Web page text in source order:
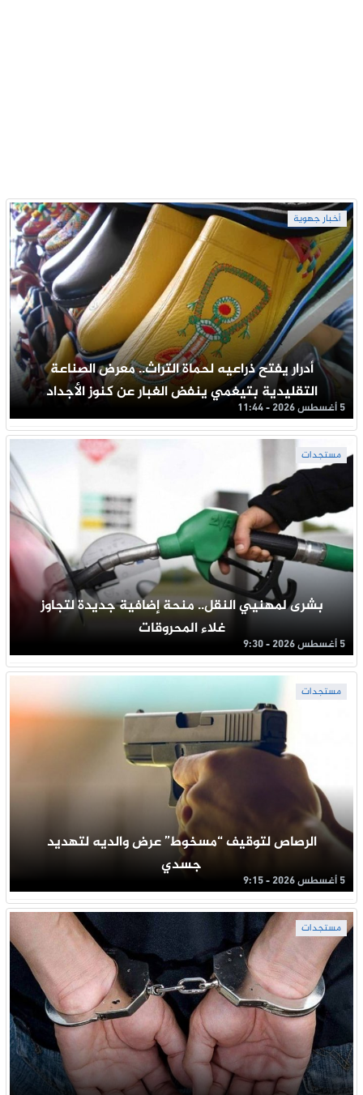
أخبار جهوية
أدرار يفتح ذراعيه لحماة التراث.. معرض الصناعة
التقليدية بتيغمي ينفض الغبار عن كنوز الأجداد
5 أغسطس 2026 - 11:44
مستجدات
بشرى لمهنيي النقل.. منحة إضافية جديدة لتجاوز
غلاء المحروقات
5 أغسطس 2026 - 9:30
مستجدات
الرصاص لتوقيف “مسخوط” عرض والديه لتهديد
جسدي
5 أغسطس 2026 - 9:15
مستجدات